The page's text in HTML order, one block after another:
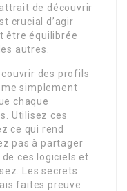
de découvrir
crucial d’agir
être équilibrée
autres.
des profils
simplement
chaque
Utilisez ces
ce qui rend
pas à partager
ces logiciels et
Les secrets
faites preuve